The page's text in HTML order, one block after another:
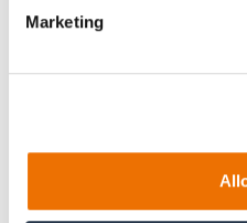
Marketing
Ersatzteile für die ELCO-,
Übertragungselemente
Bogenzahn-Kupplungen
Verschleißteile, eine
Kupplung sowie